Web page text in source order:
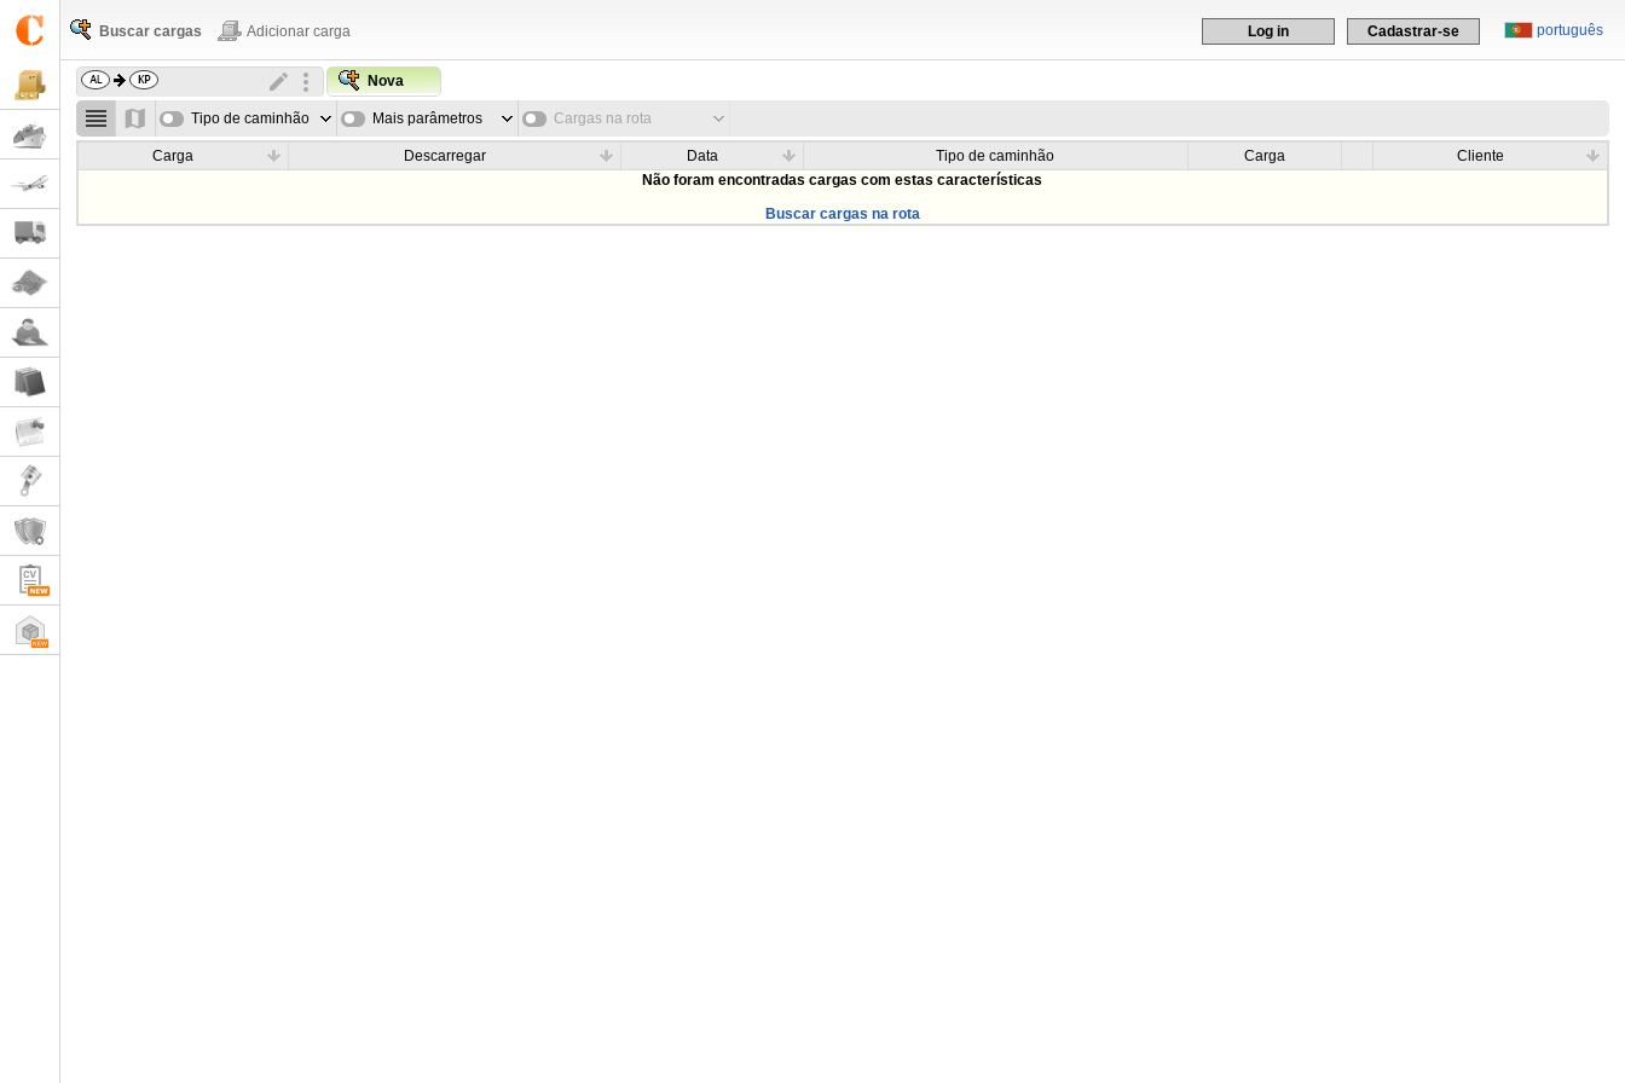
português
Log in Cadastrar-se
Buscar cargas Adicionar carga
Nova
Tipo de caminhão Mais parâmetros Cargas na rota
Carga Descarregar Data Tipo de caminhão Carga
Cliente
Não foram encontradas cargas com estas características
Buscar cargas na rota